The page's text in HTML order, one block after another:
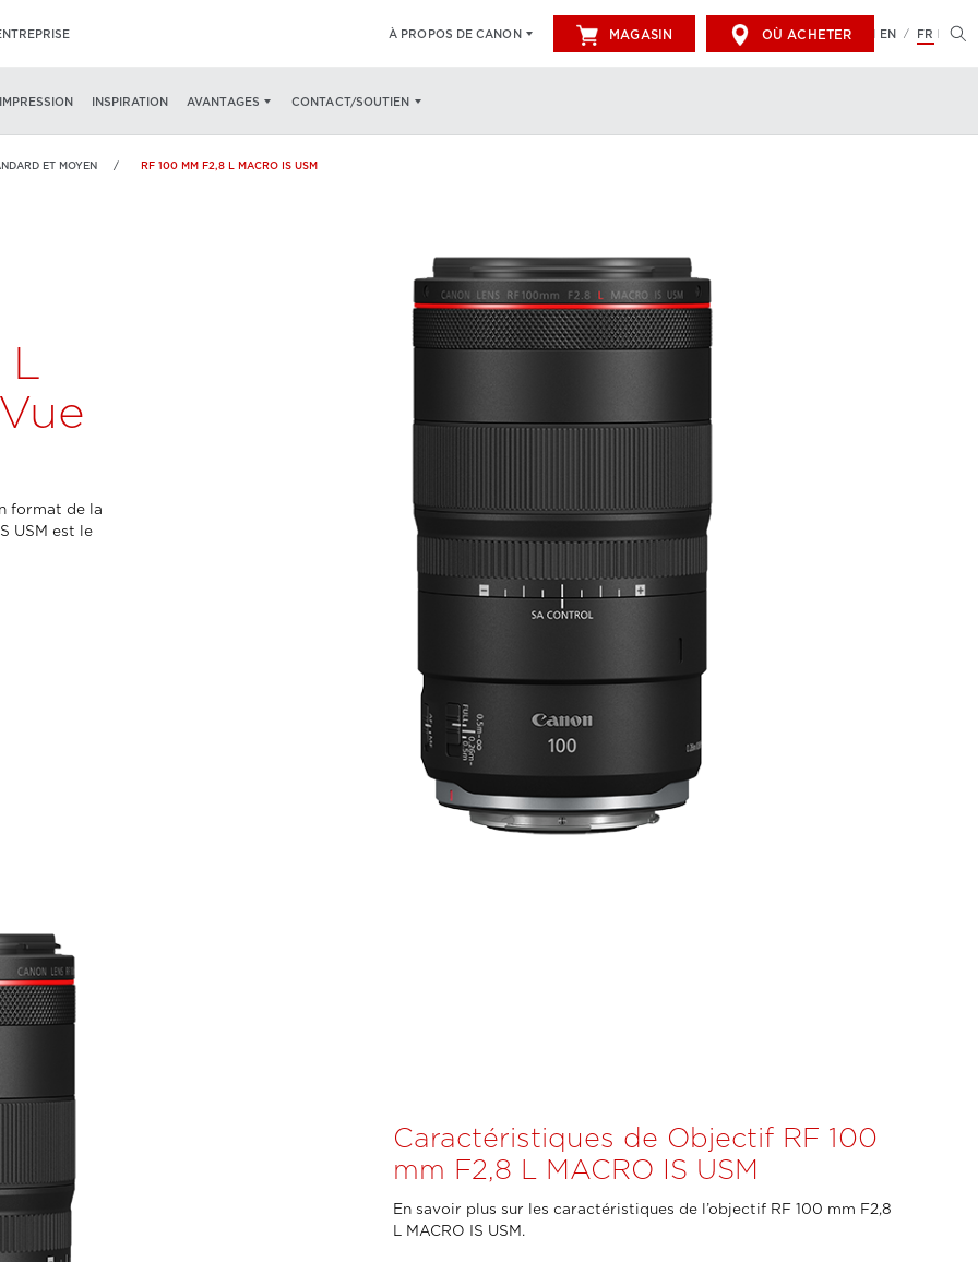
À PROPOS DE CANON MAGASIN OÙ ACHETER EN / FR
INSPIRATION AVANTAGES CONTACT/SOUTIEN
SPÉCIFICATIONS QUE CONTIENT L’EMBALLAGE
ET MOYEN RF 100 MM F2,8 L MACRO IS USM
L
format de la
USM est le
Caractéristiques de Objectif RF 100
mm F2,8 L MACRO IS USM
En savoir plus sur les caractéristiques de l’objectif RF 100 mm F2,8
L MACRO IS USM.